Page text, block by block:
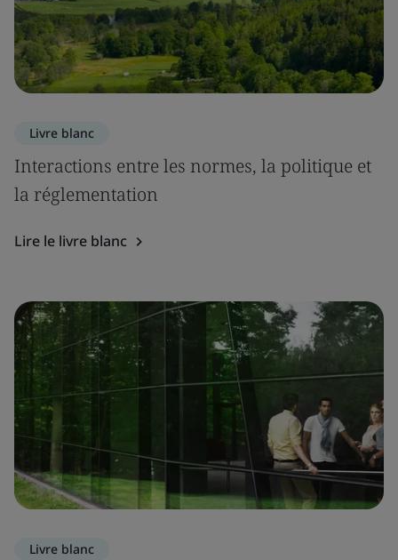
Livre blanc
Interactions entre les normes, la politique et
la réglementation
Lire le livre blanc
Livre blanc